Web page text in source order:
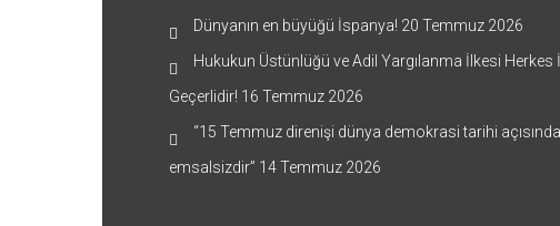
Dünyanın en büyüğü İspanya! 20 Temmuz 2026
Hukukun Üstünlüğü ve Adil Yargılanma İlkesi Herkes
Geçerlidir! 16 Temmuz 2026
“15 Temmuz direnişi dünya demokrasi tarihi
emsalsizdir” 14 Temmuz 2026